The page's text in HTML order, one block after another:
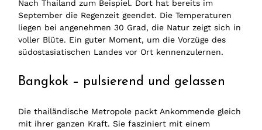
Nach Thailand zum Beispiel. Dort hat bereits im
September die Regenzeit geendet. Die Temperaturen
liegen bei angenehmen 30 Grad, die Natur zeigt sich in
voller Blüte. Ein guter Moment, um die Vorzüge des
südostasiatischen Landes vor Ort kennenzulernen.
Bangkok – pulsierend und gelassen
Die thailändische Metropole packt Ankommende gleich
mit ihrer ganzen Kraft. Sie fasziniert mit einem